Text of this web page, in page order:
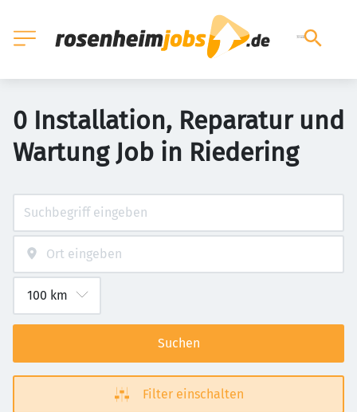
0 Installation, Reparatur und
Wartung Job in Riedering
Suchen
Filter einschalten